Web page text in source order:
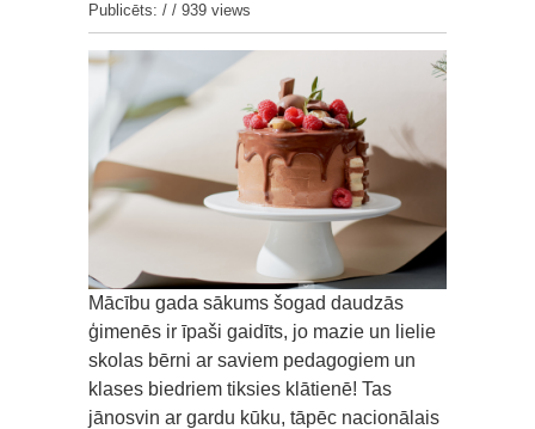
Publicēts: / / 939 views
Mācību gada sākums šogad daudzās
ģimenēs ir īpaši gaidīts, jo mazie un lielie
skolas bērni ar saviem pedagogiem un
klases biedriem tiksies klātienē! Tas
jānosvin ar gardu kūku, tāpēc nacionālais